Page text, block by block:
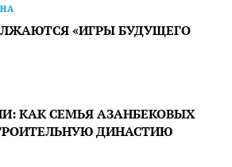
«ИГРЫ БУДУЩЕГО
КАК СЕМЬЯ АЗАНБЕКОВЫХ
ДИНАСТИЮ